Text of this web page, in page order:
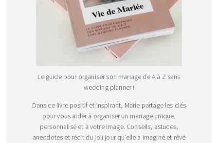
Le guide pour organiser son mariage de A à Z sans
wedding planner !
Dans ce livre positif et inspirant, Marie partage les clés
pour vous aider à organiser un mariage unique,
personnalisé et à votre image. Conseils, astuces,
anecdotes et récit du joli jour qu’elle a imaginé et rêvé